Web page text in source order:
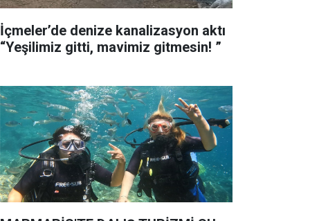
İçmeler’de denize kanalizasyon aktı
“Yeşilimiz gitti, mavimiz gitmesin! ”